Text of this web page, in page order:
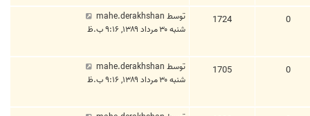
0
1724 توسط mahe.derakhshan
شنبه ۳۰ مرداد ۱۳۸۹, ۹:۱۶ ب.ظ
0
1705 توسط mahe.derakhshan
شنبه ۳۰ مرداد ۱۳۸۹, ۹:۱۶ ب.ظ